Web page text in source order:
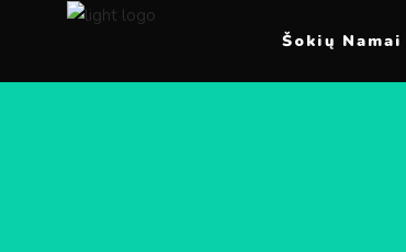
Šokių Namai